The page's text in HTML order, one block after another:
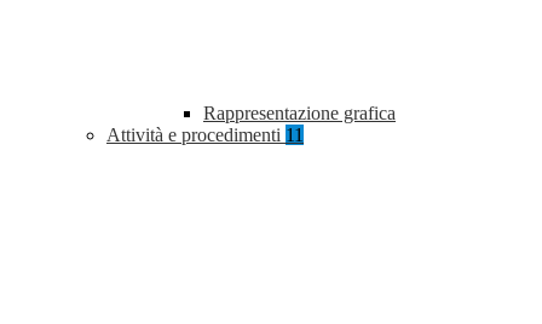
Rappresentazione grafica
Attività e procedimenti 11